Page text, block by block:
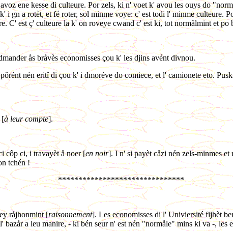
ene kesse di culteure. Por zels, ki n' voet k' avou les ouys do
i gn a rotèt, et fé roter, sol minme voye: c' est todi l' minme culteure.
C' est ç' culteure la k' on roveye cwand c' est ki, tot normålmint et po
ås bråvès economisses çou k' les djins avént divnou.
nén eritî di çou k' i dmoréve do comiece, et l' camionete eto.
[à leur compte].
côp ci, i travayèt å noer [en noir]. I n' si payèt cåzi nén zels-minmes
tchén !
*******************************
råjhonmint [raisonnement]. Les economisses di l' Univiersité fijhèt
a leu manire, - ki bén seur n' est nén "normåle" mins ki va -,